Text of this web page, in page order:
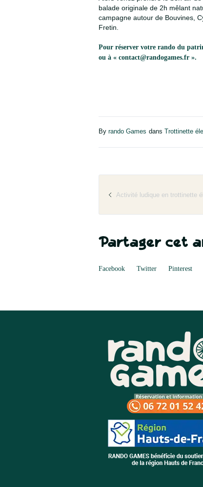
balade originale de 2h mêlant
campagne autour de Bouvines,
Fretin.
Pour réserver votre rando du
ou à « contact@randogames.fr ».
By rando Games dans Trottinette
Activité ludique en trottinette
Partager cet
Facebook Twitter Pinterest